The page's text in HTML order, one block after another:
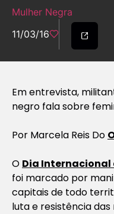
Mulher Negra
11/03/16
Em entrevista,
negro fala sobre
Por Marcela Reis Do
O Dia Internacional
foi marcado por
capitais de todo
luta e resistência das